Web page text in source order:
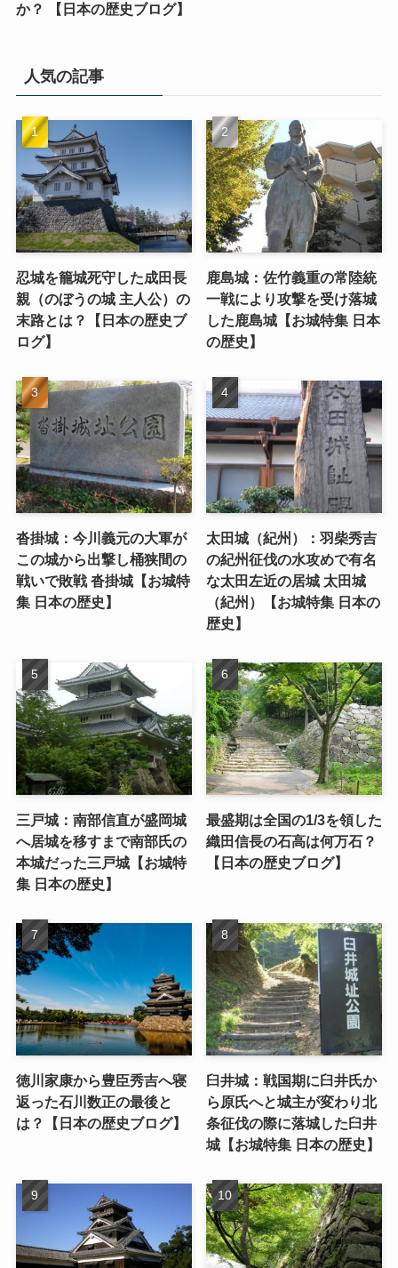
か？ 【日本の歴史ブログ】
人気の記事
忍城を籠城死守した成田長
親（のぼうの城 主人公）の
末路とは？【日本の歴史ブ
ログ】
鹿島城：佐竹義重の常陸統
一戦により攻撃を受け落城
した鹿島城【お城特集 日本
の歴史】
沓掛城：今川義元の大軍が
この城から出撃し桶狭間の
戦いで敗戦 沓掛城【お城特
集 日本の歴史】
太田城（紀州）：羽柴秀吉
の紀州征伐の水攻めで有名
な太田左近の居城 太田城
（紀州）【お城特集 日本の
歴史】
三戸城：南部信直が盛岡城
へ居城を移すまで南部氏の
本城だった三戸城【お城特
集 日本の歴史】
最盛期は全国の1/3を領した
織田信長の石高は何万石？
【日本の歴史ブログ】
徳川家康から豊臣秀吉へ寝
返った石川数正の最後と
は？【日本の歴史ブログ】
臼井城：戦国期に臼井氏か
ら原氏へと城主が変わり北
条征伐の際に落城した臼井
城【お城特集 日本の歴史】